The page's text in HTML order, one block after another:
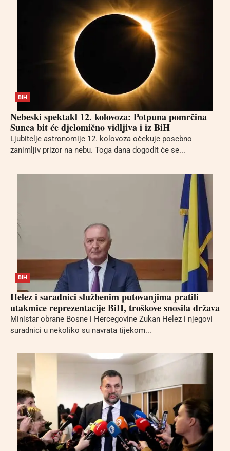
BIH
Nebeski spektakl 12. kolovoza: Potpuna pomrčina
Sunca bit će djelomično vidljiva i iz BiH
Ljubitelje astronomije 12. kolovoza očekuje posebno
zanimljiv prizor na nebu. Toga dana dogodit će se...
BIH
Helez i saradnici službenim putovanjima pratili
utakmice reprezentacije BiH, troškove snosila država
Ministar obrane Bosne i Hercegovine Zukan Helez i njegovi
suradnici u nekoliko su navrata tijekom...